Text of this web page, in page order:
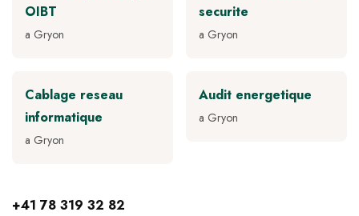
OIBT
a Gryon
securite
a Gryon
Cablage reseau
informatique
a Gryon
Audit energetique
a Gryon
+41 78 319 32 82